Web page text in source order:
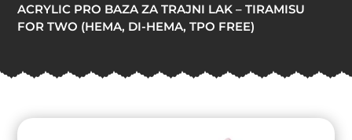
ACRYLIC PRO BAZA ZA TRAJNI LAK – TIRAMISU
FOR TWO (HEMA, DI-HEMA, TPO FREE)